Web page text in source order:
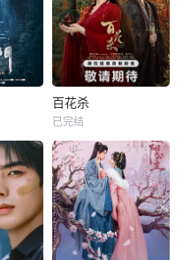
百花杀
已完结